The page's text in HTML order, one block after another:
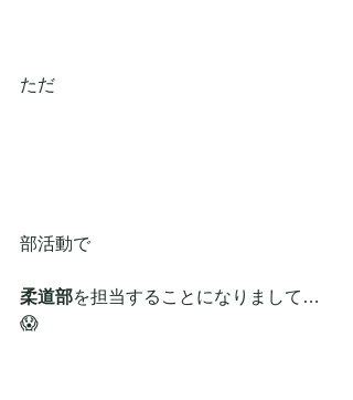
ただ
部活動で
柔道部を担当することになりまして…
😱